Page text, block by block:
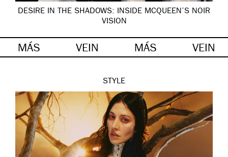
DESIRE IN THE SHADOWS: INSIDE MCQUEEN’S NOIR
VISION
MÁS VEIN MÁS VEIN
STYLE